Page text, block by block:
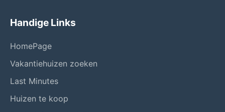
Handige Links
HomePage
Vakantiehuizen zoeken
Last Minutes
Huizen te koop